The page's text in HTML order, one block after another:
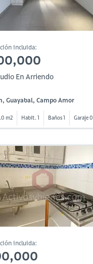
incluida:
En Arriendo
Guayabal, Campo Amor
m2 Habit. 1 Baños 1 Garaje 0
incluida: